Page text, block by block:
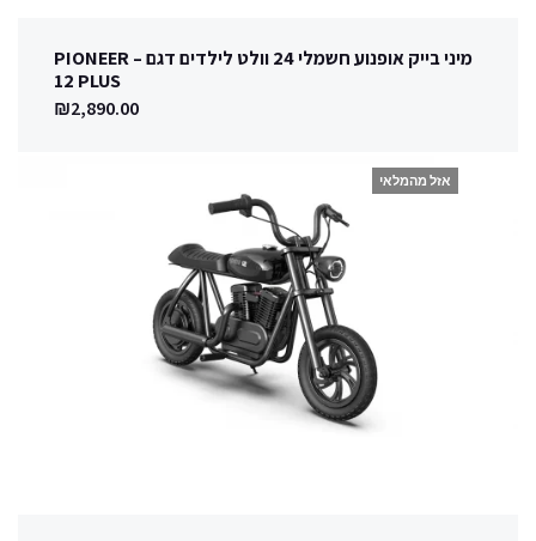
מיני בייק אופנוע חשמלי 24 וולט לילדים דגם – PIONEER
12 PLUS
₪2,890.00
אזל מהמלאי